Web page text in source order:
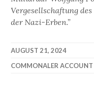
Vergesellschaftung
der Nazi-Erben.”
AUGUST 21, 2024
COMMONALER ACCOUNT